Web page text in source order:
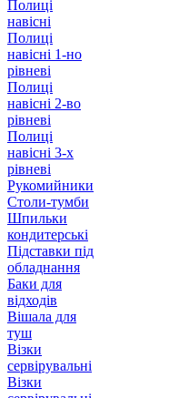
Полиці
навісні
Полиці
навісні 1-но
рівневі
Полиці
навісні 2-во
рівневі
Полиці
навісні 3-х
рівневі
Рукомийники
Столи-тумби
Шпильки
кондитерські
Підставки під
обладнання
Баки для
відходів
Вішала для
туш
Візки
сервірувальні
Візки